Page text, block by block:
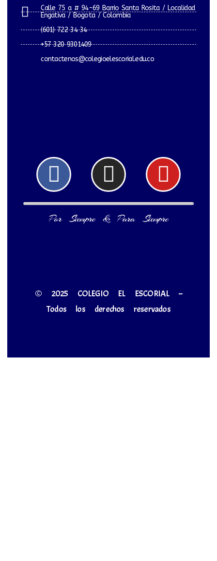
Calle 75 a # 94-69 Barrio Santa Rosita / Localidad
Engativa / Bogota / Colombia
(601) 722 34 34
+57 320 9301409
contactenos@colegioelescorial.edu.co
FacebookInstagram
Por Siempre & Para Siempre
© 2025 COLEGIO EL ESCORIAL –
Todos los derechos reservados